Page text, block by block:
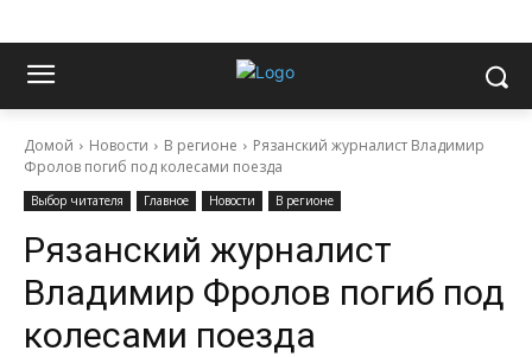
Домой Новости В регионе
Рязанский журналист Владимир
Фролов погиб под колесами поезда
Выбор читателя Главное Новости В регионе
Рязанский журналист
Владимир Фролов погиб под
колесами поезда